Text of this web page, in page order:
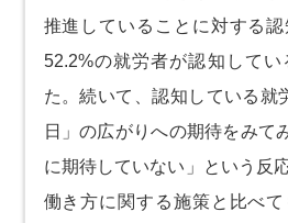
推進していることに対する認
52.2%の就労者が認知して
た。続いて、認知している就
日」の広がりへの期待をみて
に期待していない」という反
働き方に関する施策と比べ